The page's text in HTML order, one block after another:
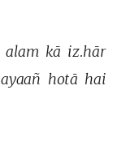
alam kā iz.hār
ayaañ hotā hai